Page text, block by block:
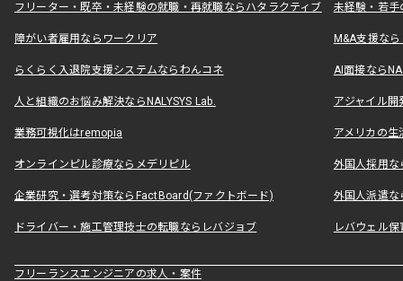
フリーター・既卒・未経験の就職・再就職ならハタラクティブ 未経験・若手
障がい者雇用ならワークリア M&A支援な
らくらく入退院支援システムならわんコネ AI面接なら
人と組織のお悩み解決ならNALYSYS Lab. アジャイル
業務可視化はremopia アメリカの
オンラインピル診療ならメデリピル 外国人採用
企業研究・選考対策ならFactBoard(ファクトボード) 外国人派遣な
ドライバー・施工管理技士の転職ならレバジョブ レバウェル
フリーランスエンジニアの求人・案件